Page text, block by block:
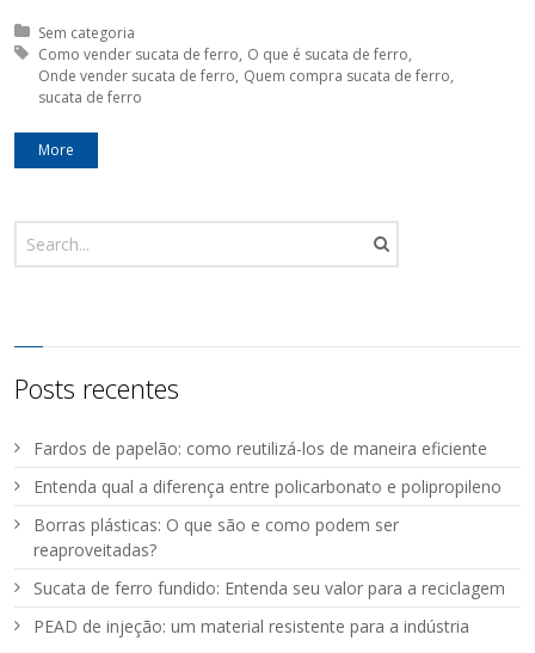
Posted in:
Sem categoria
Tagged with:
Como vender sucata de ferro O que é sucata de ferro
Onde vender sucata de ferro Quem compra sucata de ferro
sucata de ferro
More
Posts recentes
Fardos de papelão: como reutilizá-los de maneira eficiente
Entenda qual a diferença entre policarbonato e polipropileno
Borras plásticas: O que são e como podem ser
reaproveitadas?
Sucata de ferro fundido: Entenda seu valor para a reciclagem
PEAD de injeção: um material resistente para a indústria